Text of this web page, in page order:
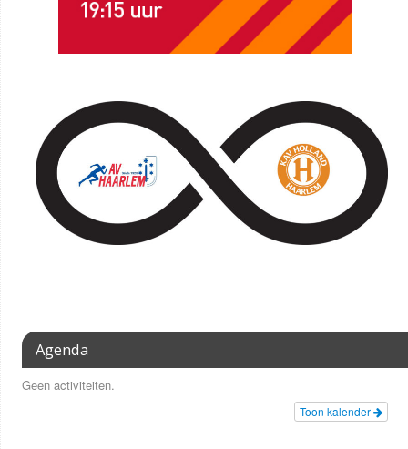
Agenda
Geen activiteiten.
Toon kalender